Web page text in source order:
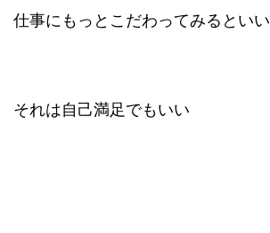
仕事にもっとこだわってみるといい
それは自己満足でもいい